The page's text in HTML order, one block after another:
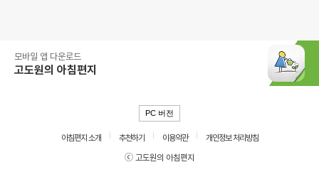
모바일 앱 다운로드
고도원의 아침편지
PC 버전
아침편지 소개 추천하기 이용약관
개인정보 처리방침
ⓒ 고도원의 아침편지